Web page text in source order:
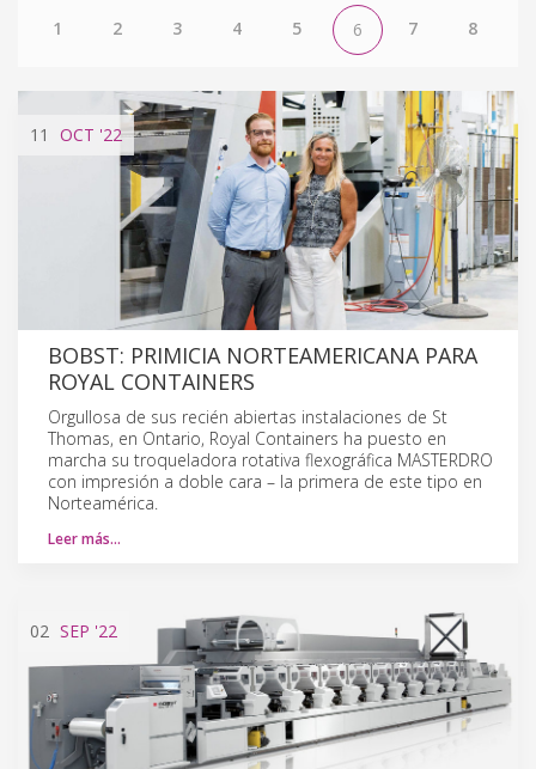
1 2 3 4 5 6 7 8
11 OCT '22
BOBST: PRIMICIA NORTEAMERICANA PARA
ROYAL CONTAINERS
Orgullosa de sus recién abiertas instalaciones de St
Thomas, en Ontario, Royal Containers ha puesto en
marcha su troqueladora rotativa flexográfica MASTERDRO
con impresión a doble cara – la primera de este tipo en
Norteamérica.
Leer más…
02 SEP '22